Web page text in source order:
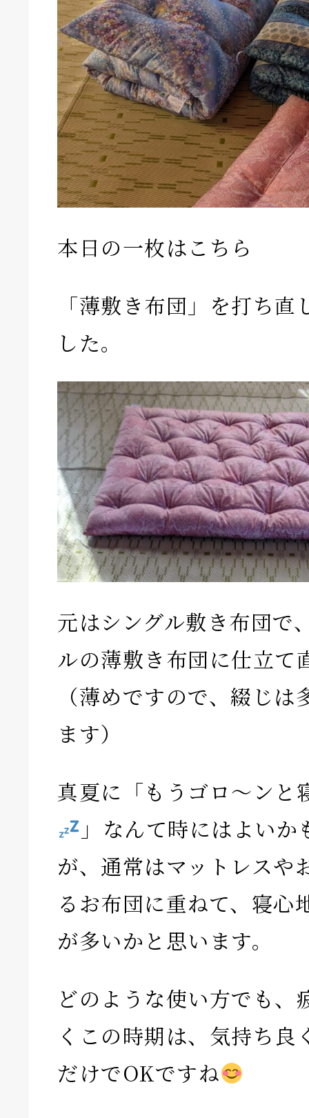
本日の一枚はこちら
「薄敷き布団」を打ち
した。
元はシングル敷き布団で
ルの薄敷き布団に仕立て
（薄めですので、綴じ
ます）
真夏に「もうゴロ〜ンと
」なんて時にはよいか
が、通常はマットレスや
るお布団に重ねて、寝心
が多いかと思います。
どのような使い方でも、
くこの時期は、気持ち良
だけでOKですね